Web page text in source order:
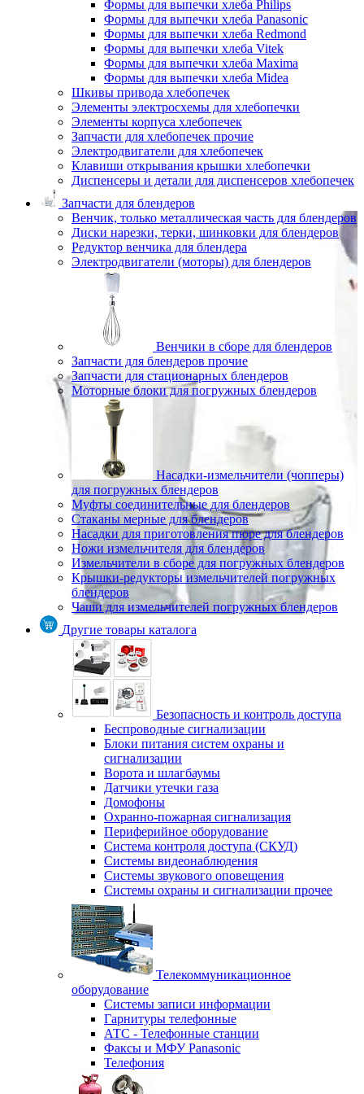
Формы для выпечки хлеба Philips
Формы для выпечки хлеба Panasonic
Формы для выпечки хлеба Redmond
Формы для выпечки хлеба Vitek
Формы для выпечки хлеба Maxima
Формы для выпечки хлеба Midea
Шкивы привода хлебопечек
Элементы электросхемы для хлебопечки
Элементы корпуса хлебопечек
Запчасти для хлебопечек прочие
Электродвигатели для хлебопечек
Клавиши открывания крышки хлебопечки
Диспенсеры и детали для диспенсеров хлебопечек
Запчасти для блендеров
Венчик, только металлическая часть для блендеров
Диски нарезки, терки, шинковки для блендеров
Редуктор венчика для блендера
Электродвигатели (моторы) для блендеров
Венчики в сборе для блендеров
Запчасти для блендеров прочие
Запчасти для стационарных блендеров
Моторные блоки для погружных блендеров
Насадки-измельчители (чопперы)
для погружных блендеров
Муфты соединительные для блендеров
Стаканы мерные для блендеров
Насадки для приготовления пюре для блендеров
Ножи измельчителя для блендеров
Измельчители в сборе для погружных блендеров
Крышки-редукторы измельчителей погружных
блендеров
Чаши для измельчителей погружных блендеров
Другие товары каталога
Безопасность и контроль доступа
Беспроводные сигнализации
Блоки питания систем охраны и
сигнализации
Ворота и шлагбаумы
Датчики утечки газа
Домофоны
Охранно-пожарная сигнализация
Периферийное оборудование
Система контроля доступа (СКУД)
Системы видеонаблюдения
Системы звукового оповещения
Системы охраны и сигнализации прочее
Телекоммуникационное
оборудование
Системы записи информации
Гарнитуры телефонные
АТС - Телефонные станции
Факсы и МФУ Panasonic
Телефония